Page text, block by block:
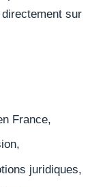
sur
France,
juridiques,